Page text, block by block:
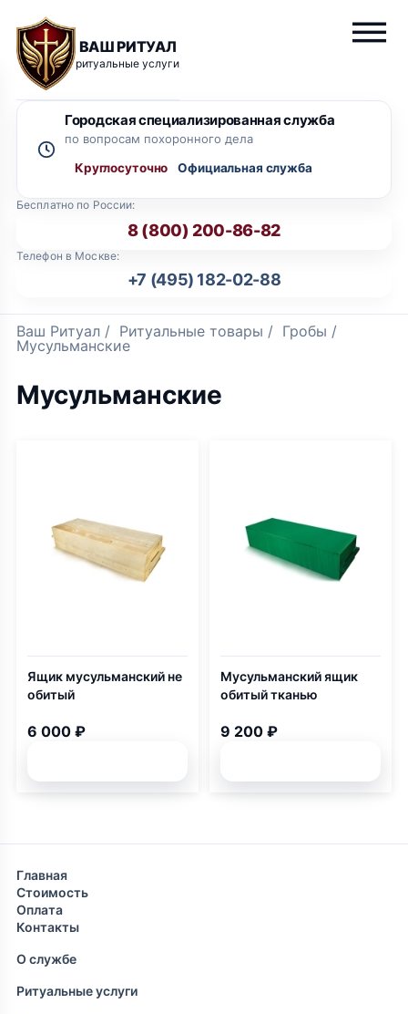
ВАШ РИТУАЛ
ритуальные услуги
Бесплатно по России:
8 (800) 200-86-82
Телефон в Москве:
+7 (495) 182-02-88
Городская специализированная служба
по вопросам похоронного дела
Круглосуточно
Ваш Ритуал / Ритуальные товары / Гробы /
Мусульманские
Мусульманские
Ящик мусульманский не
обитый
6 000 ₽
Мусульманский ящик
обитый тканью
9 200 ₽
Главная
Стоимость
Оплата
Контакты
О службе
Ритуальные услуги